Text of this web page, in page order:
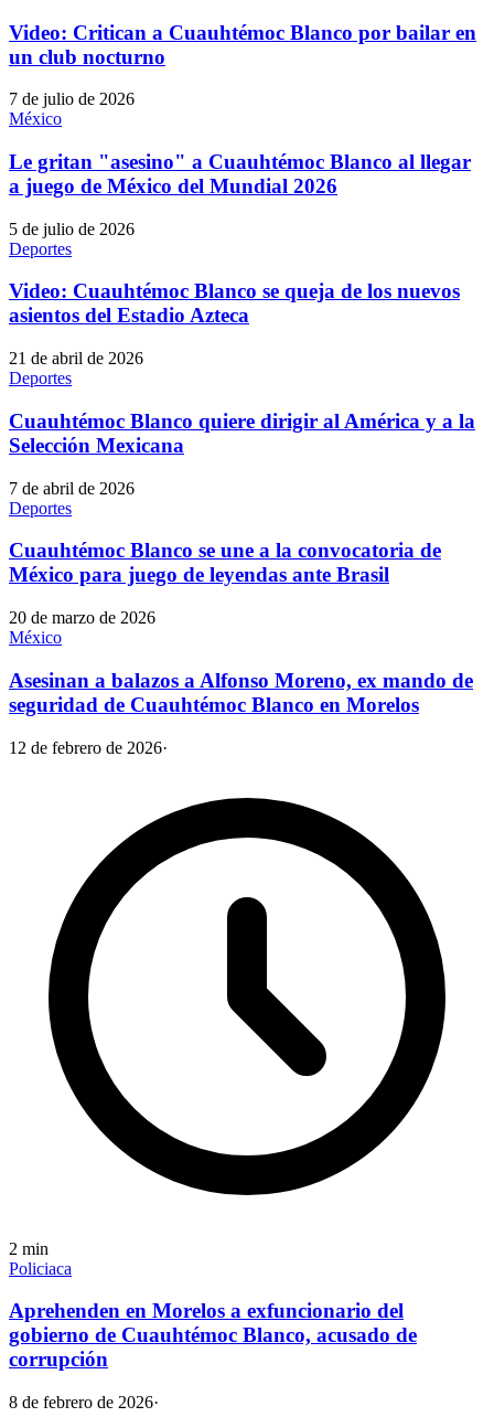
Video: Critican a Cuauhtémoc Blanco por bailar en
un club nocturno
7 de julio de 2026
México
Le gritan "asesino" a Cuauhtémoc Blanco al llegar
a juego de México del Mundial 2026
5 de julio de 2026
Deportes
Video: Cuauhtémoc Blanco se queja de los nuevos
asientos del Estadio Azteca
21 de abril de 2026
Deportes
Cuauhtémoc Blanco quiere dirigir al América y a la
Selección Mexicana
7 de abril de 2026
Deportes
Cuauhtémoc Blanco se une a la convocatoria de
México para juego de leyendas ante Brasil
20 de marzo de 2026
México
Asesinan a balazos a Alfonso Moreno, ex mando de
seguridad de Cuauhtémoc Blanco en Morelos
12 de febrero de 2026·
2 min
Policiaca
Aprehenden en Morelos a exfuncionario del
gobierno de Cuauhtémoc Blanco, acusado de
corrupción
8 de febrero de 2026·